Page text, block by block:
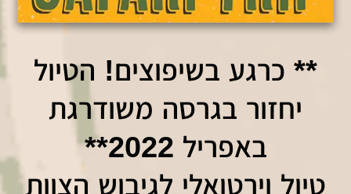
** כרגע בשיפוצים! הטיול
יחזור בגרסה משודרגת
באפריל 2022**
טיול וירטואלי לגיבוש הצוות